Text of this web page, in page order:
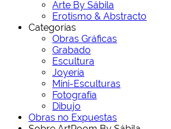
Arte By Sábila
Erotismo & Abstracto
Categorías
Obras Gráficas
Grabado
Escultura
Joyería
Mini-Esculturas
Fotografía
Dibujo
Obras no Expuestas